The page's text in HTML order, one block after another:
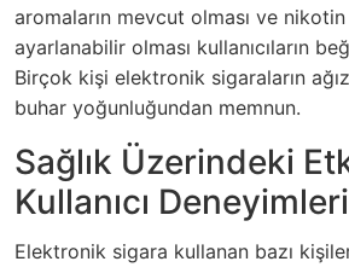
aromaların mevcut olması ve
ayarlanabilir olması kullanıcıların
Birçok kişi elektronik sigaraların
buhar yoğunluğundan memnun.
Sağlık Üzerindeki
Kullanıcı Deneyimleri
Elektronik sigara kullanan bazı